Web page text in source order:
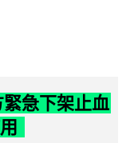
急下架止血